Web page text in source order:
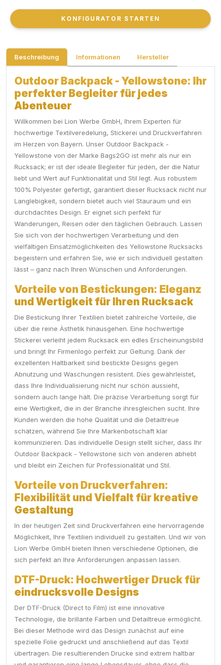
KONFIGURATOR STARTEN
KONFIGURATOR STARTEN
Beschreibung Informationen Hersteller
Outdoor Backpack - Yellowstone: Ihr
perfekter Begleiter für jedes
Abenteuer
Willkommen bei Lion Werbe GmbH, Ihrem Experten für
hochwertige Textilveredelung, Stickerei und Druckverfahren
im Herzen von Bayern. Unser Outdoor Backpack -
Yellowstone von der Marke Bags2GO ist mehr als nur ein
Rucksack; er ist der ideale Begleiter für jeden, der die Natur
liebt und Wert auf Funktionalität und Stil legt. Aus robustem
100% Polyester gefertigt, garantiert dieser Rucksack nicht nur
Langlebigkeit, sondern bietet auch viel Stauraum und ein
durchdachtes Design. Er eignet sich perfekt für
Wanderungen, Reisen oder den täglichen Gebrauch. Lassen
Sie sich von der hochwertigen Verarbeitung und den
vielfältigen Einsatzmöglichkeiten des Yellowstone Rucksacks
begeistern und erfahren Sie, wie er sich individuell gestalten
lässt – ganz nach Ihren Wünschen und Anforderungen.
Vorteile von Bestickungen: Eleganz
und Wertigkeit für Ihren Rucksack
Die Bestickung Ihrer Textilien bietet zahlreiche Vorteile, die
über die reine Ästhetik hinausgehen. Eine hochwertige
Stickerei verleiht jedem Rucksack ein edles Erscheinungsbild
und bringt Ihr Firmenlogo perfekt zur Geltung. Dank der
exzellenten Haltbarkeit sind bestickte Designs gegen
Abnutzung und Waschungen resistent. Dies gewährleistet,
dass Ihre Individualisierung nicht nur schön aussieht,
sondern auch lange hält. Die präzise Verarbeitung sorgt für
eine Wertigkeit, die in der Branche ihresgleichen sucht. Ihre
Kunden werden die hohe Qualität und die Detailtreue
schätzen, während Sie Ihre Markenbotschaft klar
kommunizieren. Das individuelle Design stellt sicher, dass Ihr
Outdoor Backpack - Yellowstone sich von anderen abhebt
und bleibt ein Zeichen für Professionalität und Stil.
Vorteile von Druckverfahren:
Flexibilität und Vielfalt für kreative
Gestaltung
In der heutigen Zeit sind Druckverfahren eine hervorragende
Möglichkeit, Ihre Textilien individuell zu gestalten. Und wir von
Lion Werbe GmbH bieten Ihnen verschiedene Optionen, die
sich perfekt an Ihre Anforderungen anpassen lassen.
DTF-Druck: Hochwertiger Druck für
eindrucksvolle Designs
Der DTF-Druck (Direct to Film) ist eine innovative
Technologie, die brillante Farben und Detailtreue ermöglicht.
Bei dieser Methode wird das Design zunächst auf eine
spezielle Folie gedruckt und anschließend auf das Textil
übertragen. Die resultierenden Drucke sind extrem haltbar